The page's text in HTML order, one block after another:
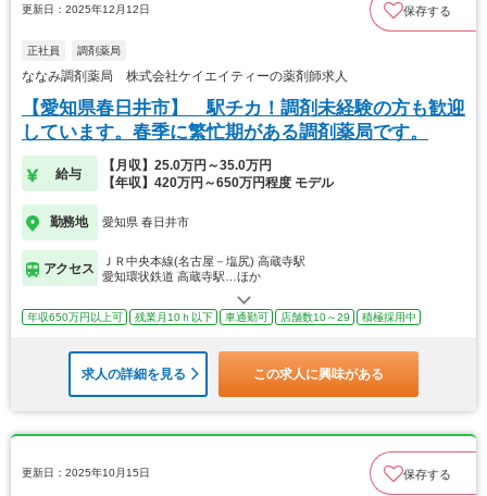
更新日：2025年12月12日 保存する
正社員 調剤薬局
ななみ調剤薬局 株式会社ケイエイティーの薬剤師求人
【愛知県春日井市】 駅チカ！調剤未経験の方も歓迎
しています。春季に繁忙期がある調剤薬局です。
給与
【月収】25.0万円～35.0万円
【年収】420万円～650万円程度 モデル
勤務地 愛知県 春日井市
アクセス
ＪＲ中央本線(名古屋－塩尻) 高蔵寺駅
愛知環状鉄道 高蔵寺駅…ほか
年収650万円以上可 残業月10ｈ以下 車通勤可 店舗数10～29 積極採用中
求人の詳細を見る この求人に興味がある
更新日：2025年10月15日 保存する